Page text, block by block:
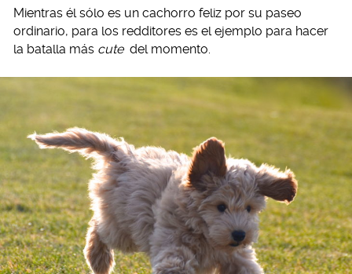
Mientras él sólo es un cachorro feliz por su paseo
ordinario, para los redditores es el ejemplo para hacer
la batalla más cute del momento.